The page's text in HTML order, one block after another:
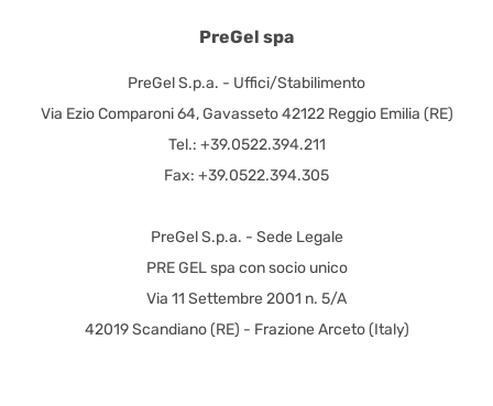
PreGel spa
PreGel S.p.a. - Uffici/Stabilimento
Via Ezio Comparoni 64, Gavasseto 42122 Reggio Emilia (RE)
Tel.: +39.0522.394.211
Fax: +39.0522.394.305
PreGel S.p.a. - Sede Legale
PRE GEL spa con socio unico
Via 11 Settembre 2001 n. 5/A
42019 Scandiano (RE) - Frazione Arceto (Italy)